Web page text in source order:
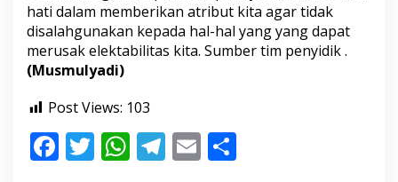
hati dalam memberikan atribut kita agar tidak
disalahgunakan kepada hal-hal yang yang dapat
merusak elektabilitas kita. Sumber tim penyidik .
(Musmulyadi)
Post Views: 103
F T W T E